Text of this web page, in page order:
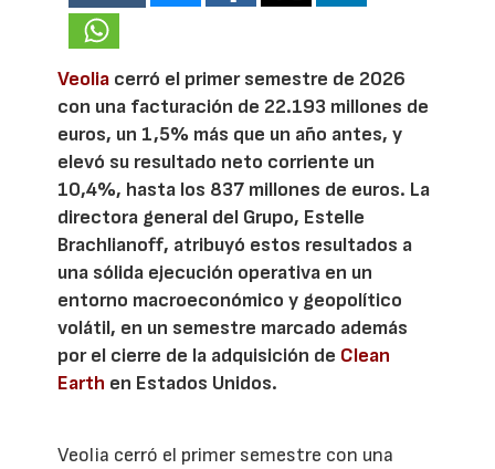
Veolia cerró el primer semestre de 2026
con una facturación de 22.193 millones de
euros, un 1,5% más que un año antes, y
elevó su resultado neto corriente un
10,4%, hasta los 837 millones de euros. La
directora general del Grupo, Estelle
Brachlianoff, atribuyó estos resultados a
una sólida ejecución operativa en un
entorno macroeconómico y geopolítico
volátil, en un semestre marcado además
por el cierre de la adquisición de Clean
Earth en Estados Unidos.
Veolia cerró el primer semestre con una